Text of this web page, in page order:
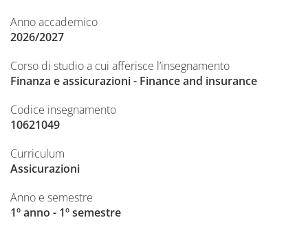
Anno accademico
2026/2027
Corso di studio a cui afferisce l’insegnamento
Finanza e assicurazioni - Finance and insurance
Codice insegnamento
10621049
Curriculum
Assicurazioni
Anno e semestre
1º anno - 1º semestre